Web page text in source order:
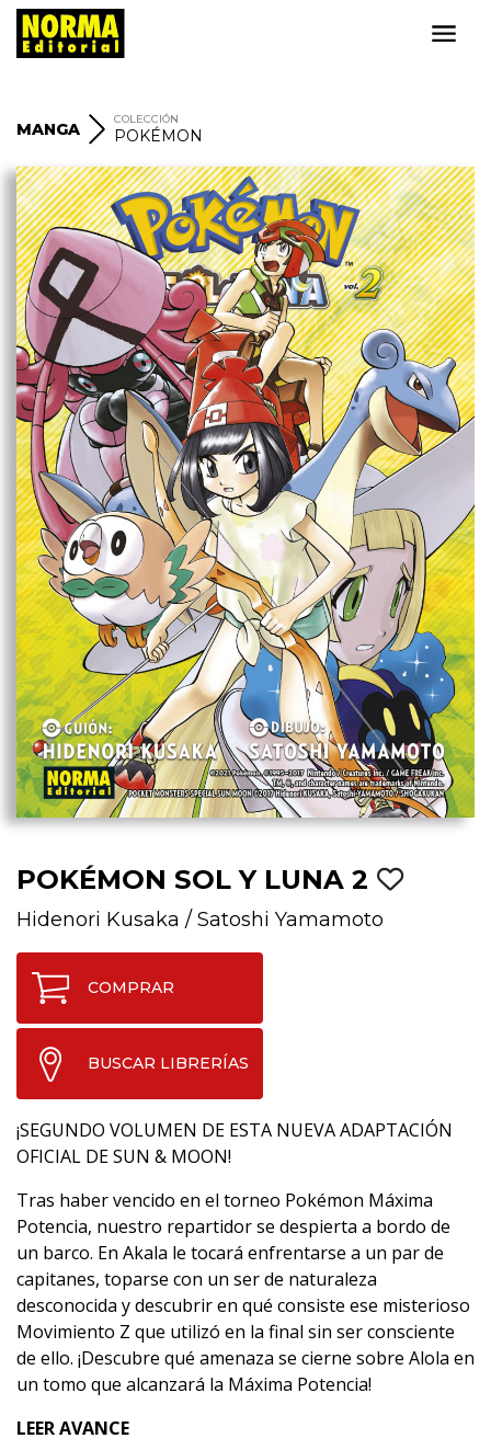
MANGA
COLECCIÓN
POKÉMON
POKÉMON SOL Y LUNA 2
Hidenori Kusaka / Satoshi Yamamoto
COMPRAR
BUSCAR LIBRERÍAS
¡SEGUNDO VOLUMEN DE ESTA NUEVA ADAPTACIÓN
OFICIAL DE SUN & MOON!
Tras haber vencido en el torneo Pokémon Máxima
Potencia, nuestro repartidor se despierta a bordo de
un barco. En Akala le tocará enfrentarse a un par de
capitanes, toparse con un ser de naturaleza
desconocida y descubrir en qué consiste ese misterioso
Movimiento Z que utilizó en la final sin ser consciente
de ello. ¡Descubre qué amenaza se cierne sobre Alola en
un tomo que alcanzará la Máxima Potencia!
LEER AVANCE